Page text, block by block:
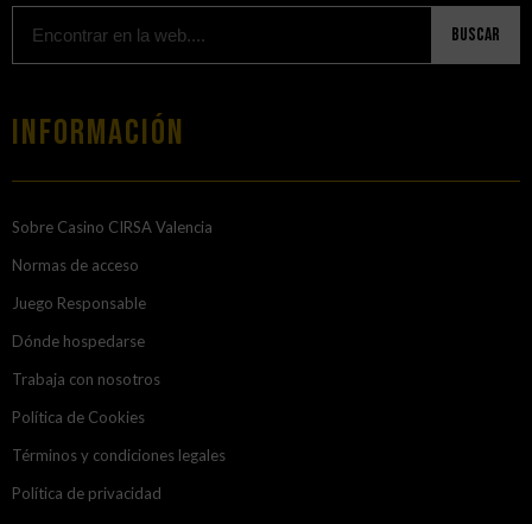
Buscar
Información
Sobre Casino CIRSA Valencia
Normas de acceso
Juego Responsable
Dónde hospedarse
Trabaja con nosotros
Política de Cookies
Términos y condiciones legales
Política de privacidad